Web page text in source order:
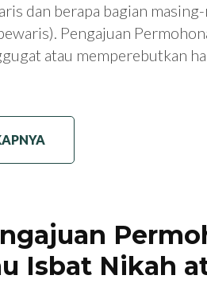
dan berapa bagian
Pengajuan
atau memperebutkan
Isbat Nikah